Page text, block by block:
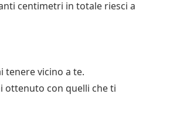
centimetri in totale riesci a
tenere vicino a te.
ottenuto con quelli che ti